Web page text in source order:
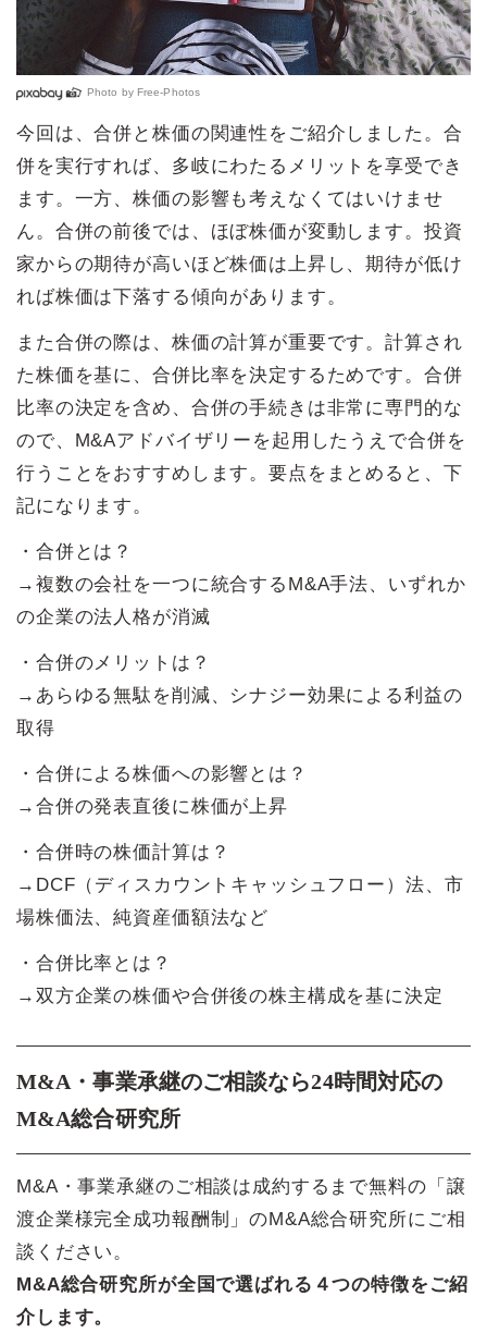
Photo by Free-Photos
今回は、合併と株価の関連性をご紹介しました。合
併を実行すれば、多岐にわたるメリットを享受でき
ます。一方、株価の影響も考えなくてはいけませ
ん。合併の前後では、ほぼ株価が変動します。投資
家からの期待が高いほど株価は上昇し、期待が低け
れば株価は下落する傾向があります。
また合併の際は、株価の計算が重要です。計算され
た株価を基に、合併比率を決定するためです。合併
比率の決定を含め、合併の手続きは非常に専門的な
ので、M&Aアドバイザリーを起用したうえで合併を
行うことをおすすめします。要点をまとめると、下
記になります。
・合併とは？
→複数の会社を一つに統合するM&A手法、いずれか
の企業の法人格が消滅
・合併のメリットは？
→あらゆる無駄を削減、シナジー効果による利益の
取得
・合併による株価への影響とは？
→合併の発表直後に株価が上昇
・合併時の株価計算は？
→DCF（ディスカウントキャッシュフロー）法、市
場株価法、純資産価額法など
・合併比率とは？
→双方企業の株価や合併後の株主構成を基に決定
M&A・事業承継のご相談なら24時間対応の
M&A総合研究所
M&A・事業承継のご相談は成約するまで無料の「譲
渡企業様完全成功報酬制」のM&A総合研究所にご相
談ください。
M&A総合研究所が全国で選ばれる４つの特徴をご紹
介します。